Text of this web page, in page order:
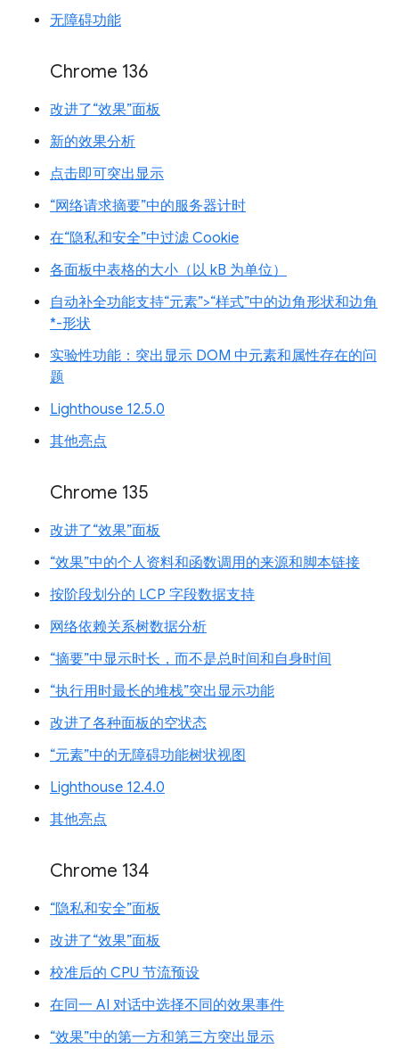
无障碍功能
Chrome 136
改进了“效果”面板
新的效果分析
点击即可突出显示
“网络请求摘要”中的服务器计时
在“隐私和安全”中过滤 Cookie
各面板中表格的大小（以 kB 为单位）
自动补全功能支持“元素”>“样式”中的边角形状和边角
*-形状
实验性功能：突出显示 DOM 中元素和属性存在的问
题
Lighthouse 12.5.0
其他亮点
Chrome 135
改进了“效果”面板
“效果”中的个人资料和函数调用的来源和脚本链接
按阶段划分的 LCP 字段数据支持
网络依赖关系树数据分析
“摘要”中显示时长，而不是总时间和自身时间
“执行用时最长的堆栈”突出显示功能
改进了各种面板的空状态
“元素”中的无障碍功能树状视图
Lighthouse 12.4.0
其他亮点
Chrome 134
“隐私和安全”面板
改进了“效果”面板
校准后的 CPU 节流预设
在同一 AI 对话中选择不同的效果事件
“效果”中的第一方和第三方突出显示